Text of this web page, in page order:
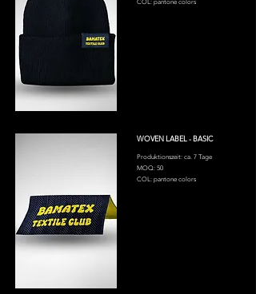
COL: pantone colors
WOVEN LABEL - BASIC
Produktionszeit: ca. 7 Tage
MOQ: 50
COL: pantone colors